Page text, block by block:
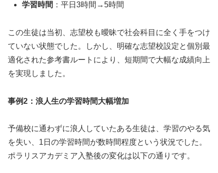
学習時間 ：平日3時間→5時間
この生徒は当初、志望校も曖昧で社会科目に全く手をつけ
ていない状態でした。しかし、明確な志望校設定と個別最
適化された参考書ルートにより、短期間で大幅な成績向上
を実現しました。
事例2：浪人生の学習時間大幅増加
予備校に通わずに浪人していたある生徒は、学習のやる気
を失い、1日の学習時間が数時間程度という状況でした。
ポラリスアカデミア入塾後の変化は以下の通りです。